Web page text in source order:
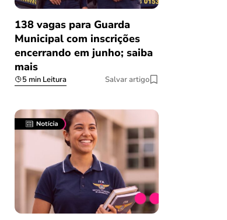
138 vagas para Guarda
Municipal com inscrições
encerrando em junho; saiba
mais
5 min Leitura Salvar artigo